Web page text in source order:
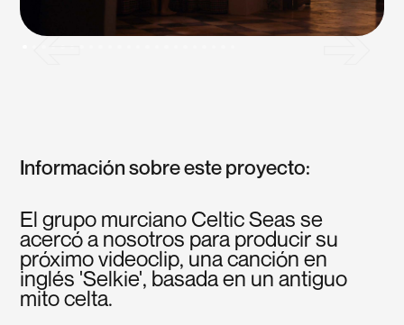
Información sobre este proyecto:
El grupo murciano Celtic Seas se
acercó a nosotros para producir su
próximo videoclip, una canción en
inglés 'Selkie', basada en un antiguo
mito celta.